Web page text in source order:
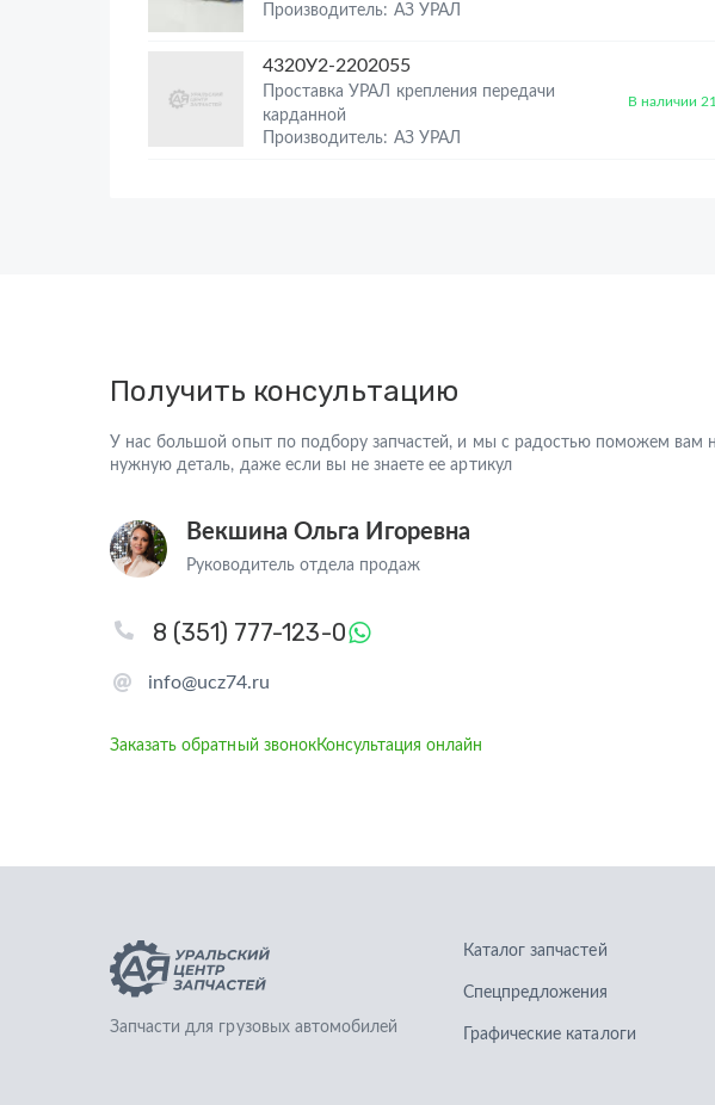
Производитель: АЗ УРАЛ
4320У2-2202055
Проставка УРАЛ крепления передачи
карданной
Производитель: АЗ УРАЛ
В наличии
Получить консультацию
У нас большой опыт по подбору запчастей, и мы с радостью поможем вам
нужную деталь, даже если вы не знаете ее артикул
Векшина Ольга Игоревна
Руководитель отдела продаж
info@ucz74.ru
8 (351) 777-123-0
Заказать обратный звонокКонсультация онлайн
Запчасти для грузовых автомобилей
Спецпредложения
Графические каталоги